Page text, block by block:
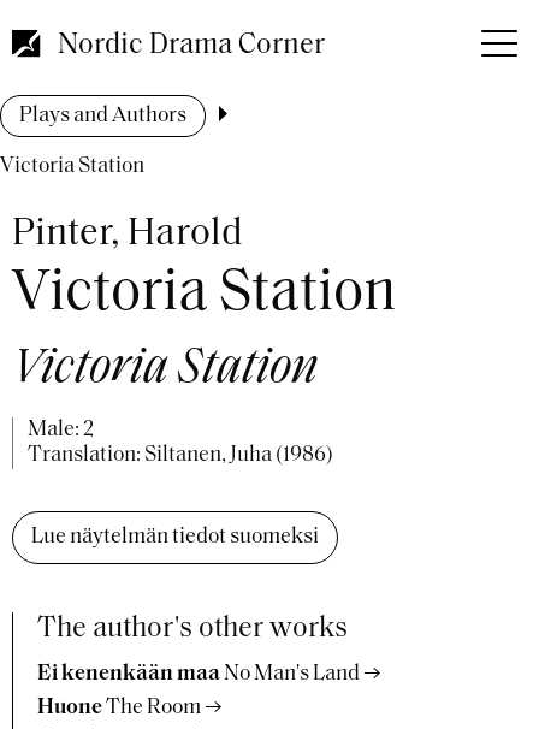
to
main
Nordic Drama Corner
Breadcrumb
Plays and Authors
Victoria Station
Pinter, Harold
Victoria Station
Victoria Station
Male: 2
Translation: Siltanen, Juha (1986)
Lue näytelmän tiedot suomeksi
The author's other works
Ei kenenkään maaNo Man's Land
HuoneThe Room